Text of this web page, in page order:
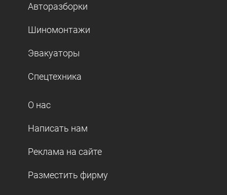
Авторазборки
Шиномонтажи
Эвакуаторы
Спецтехника
О нас
Написать нам
Реклама на сайте
Разместить фирму